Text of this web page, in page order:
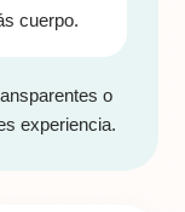
cuerpo.
o
experiencia.